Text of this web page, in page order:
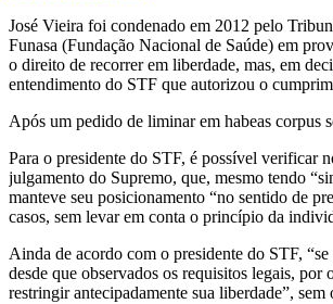
José Vieira foi condenado em 2012 pelo
Funasa (Fundação Nacional de Saúde) em
o direito de recorrer em liberdade, mas, em
entendimento do STF que autorizou o
Após um pedido de liminar em habeas corpus
Para o presidente do STF, é possível verificar
julgamento do Supremo, que, mesmo tendo
manteve seu posicionamento “no sentido de
casos, sem levar em conta o princípio da
Ainda de acordo com o presidente do STF,
desde que observados os requisitos legais,
restringir antecipadamente sua liberdade”,